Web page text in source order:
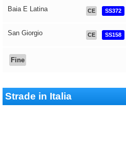
Baia E Latina CE SS372
San Giorgio CE SS158
Fine
Strade in Italia